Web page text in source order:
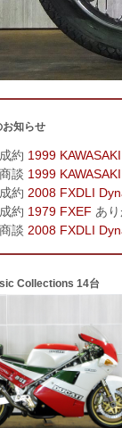
お知らせ
約 1999
談 1999
約 2008 FXDLI
約 1979 FXEF あ
談 2008 FXDLI
Collections 14台